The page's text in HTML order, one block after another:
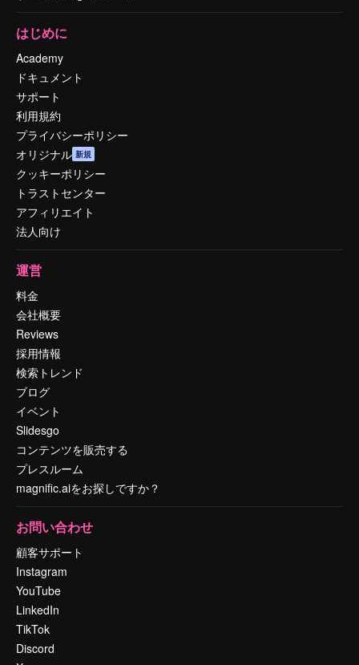
はじめに
Academy
ドキュメント
サポート
利用規約
プライバシーポリシー
オリジナル 新規
クッキーポリシー
トラストセンター
アフィリエイト
法人向け
運営
料金
会社概要
Reviews
採用情報
検索トレンド
ブログ
イベント
Slidesgo
コンテンツを販売する
プレスルーム
magnific.aiをお探しですか？
お問い合わせ
顧客サポート
Instagram
YouTube
LinkedIn
TikTok
Discord